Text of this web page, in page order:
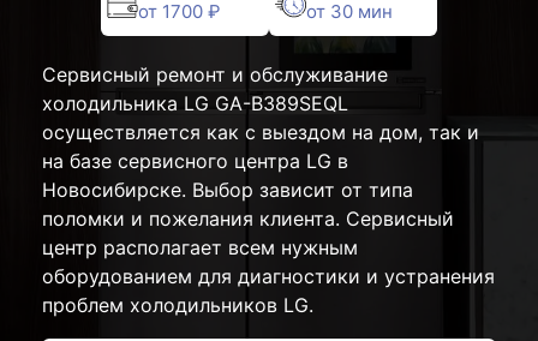
от 1700 ₽ от 30 мин
Сервисный ремонт и обслуживание
холодильника LG GA-B389SEQL
осуществляется как с выездом на дом, так и
на базе сервисного центра LG в
Новосибирске. Выбор зависит от типа
поломки и пожелания клиента. Сервисный
центр располагает всем нужным
оборудованием для диагностики и устранения
проблем холодильников LG.